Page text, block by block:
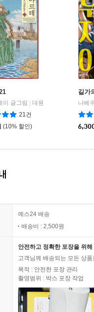
이 글그림
대원
21건
(10% 할인)
길가
나베
예스24 배송
배송비 : 2,500원
안전하고 정확한 포장을 위
고객님께 배송되는 모든 상
목적 : 안전한 포장 관리
촬영범위 : 박스 포장 작업